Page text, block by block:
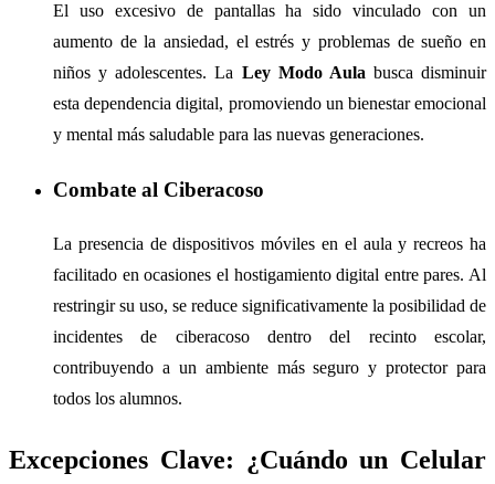
El uso excesivo de pantallas ha sido vinculado con un
aumento de la ansiedad, el estrés y problemas de sueño en
niños y adolescentes. La Ley Modo Aula busca disminuir
esta dependencia digital, promoviendo un bienestar emocional
y mental más saludable para las nuevas generaciones.
Combate al Ciberacoso
La presencia de dispositivos móviles en el aula y recreos ha
facilitado en ocasiones el hostigamiento digital entre pares. Al
restringir su uso, se reduce significativamente la posibilidad de
incidentes de ciberacoso dentro del recinto escolar,
contribuyendo a un ambiente más seguro y protector para
todos los alumnos.
Excepciones Clave: ¿Cuándo un Celular